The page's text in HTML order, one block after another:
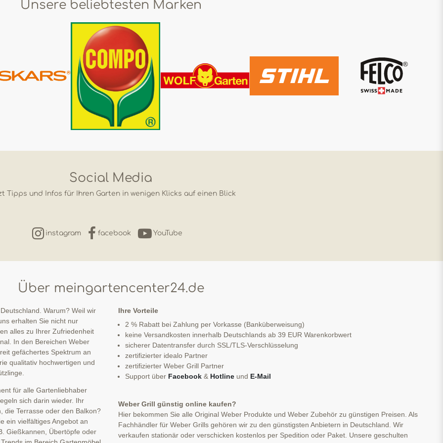
Unsere beliebtesten Marken
Social Media
Tipps und Infos für Ihren Garten in wenigen Klicks auf einen Blick
instagram facebook YouTube
Über meingartencenter24.de
Warum? Weil wir
erhalten Sie nicht nur
alles zu Ihrer Zufriedenheit
In den Bereichen Weber
gefächertes Spektrum an
qualitativ hochwertigen und
für alle Gartenliebhaber
sich darin wieder. Ihr
die Terrasse oder den Balkon?
ein vielfältiges Angebot an
Gießkannen, Übertöpfe oder
Ihre Vorteile
2 % Rabatt bei Zahlung per Vorkasse (Banküberweisung)
keine Versandkosten innerhalb Deutschlands ab 39 EUR Warenkorbwert
sicherer Datentransfer durch SSL/TLS-Verschlüsselung
zertifizierter idealo Partner
zertifizierter Weber Grill Partner
Support über Facebook & Hotline und E-Mail
Weber Grill günstig online kaufen?
Hier bekommen Sie alle Original Weber Produkte und Weber Zubehör zu günstigen Preisen. Als
Fachhändler für Weber Grills gehören wir zu den günstigsten Anbietern in Deutschland. Wir
verkaufen stationär oder verschicken kostenlos per Spedition oder Paket. Unsere geschulten